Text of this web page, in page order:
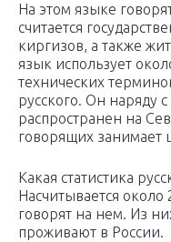
На этом языке
считается
киргизов, а также
язык использует
технических
русского. Он наряду
распространен на
говорящих занимает
Какая статистика
Насчитывается
говорят на нем. Из
проживают в России.